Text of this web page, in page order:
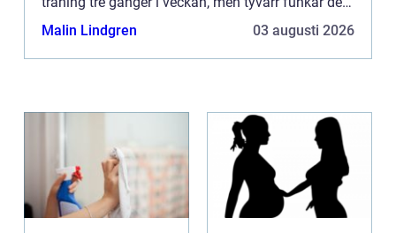
inte s&ar...
Malin Lindgren 03 augusti 2026